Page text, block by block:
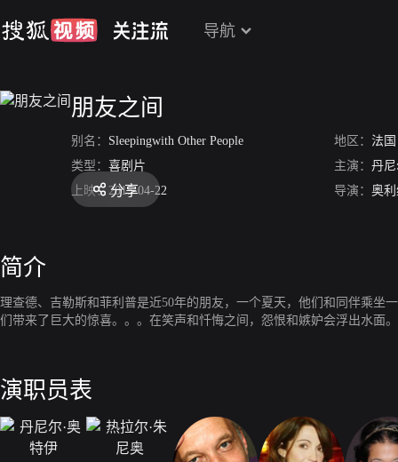
导航
朋友之间
别名： Sleepingwith Other People 地区： 法国
类型： 喜剧片 主演： 丹尼
上映： 2015-04-22 导演： 奥利
分享
简介
理查德、吉勒斯和菲利普是近50年的朋友，一个夏天，他们和同伴乘坐
们带来了巨大的惊喜。。。在笑声和忏悔之间，怨恨和嫉妒会浮出水面
演职员表